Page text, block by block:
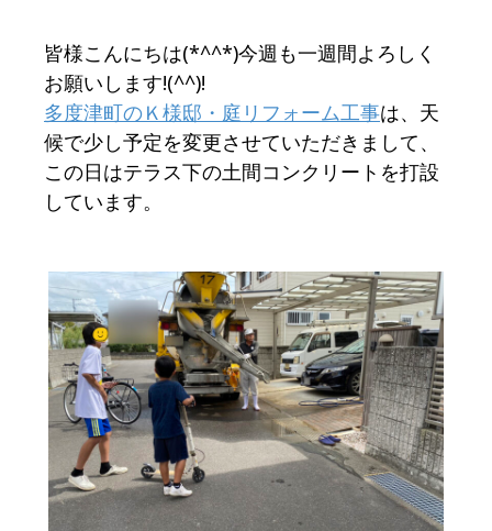
皆様こんにちは(*^^*)今週も一週間よろしく
お願いします!(^^)!
多度津町のＫ様邸・庭リフォーム工事は、天
候で少し予定を変更させていただきまして、
この日はテラス下の土間コンクリートを打設
しています。